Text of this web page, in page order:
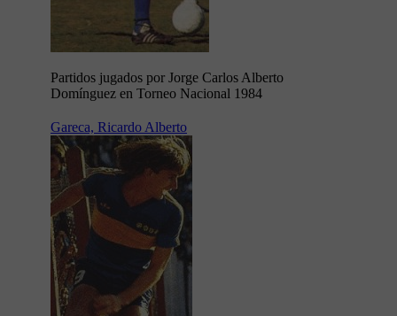
Partidos jugados por Jorge Carlos Alberto
Domínguez en Torneo Nacional 1984
Gareca, Ricardo Alberto